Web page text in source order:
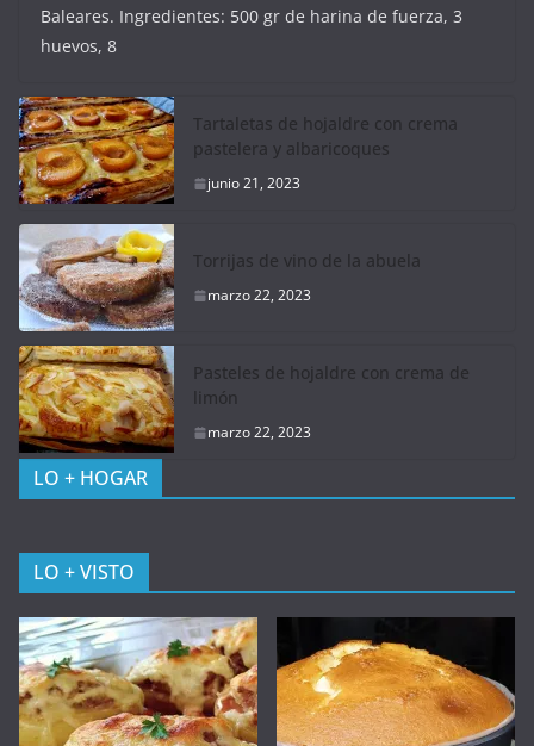
Baleares. Ingredientes: 500 gr de harina de fuerza, 3
huevos, 8
Tartaletas de hojaldre con crema
pastelera y albaricoques
junio 21, 2023
Torrijas de vino de la abuela
marzo 22, 2023
Pasteles de hojaldre con crema de
limón
marzo 22, 2023
LO + HOGAR
LO + VISTO